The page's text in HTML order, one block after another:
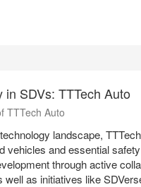
SDVs: TTTech Auto
TTTech Auto
landscape,
vehicles and essential
through active
as initiatives like